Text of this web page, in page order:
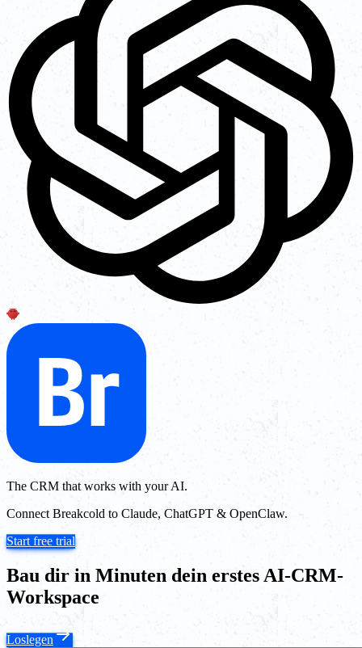
The CRM that works with your AI.
Connect Breakcold to Claude, ChatGPT & OpenClaw.
Start free trial
Bau dir in Minuten dein erstes AI-CRM-
Workspace
Loslegen